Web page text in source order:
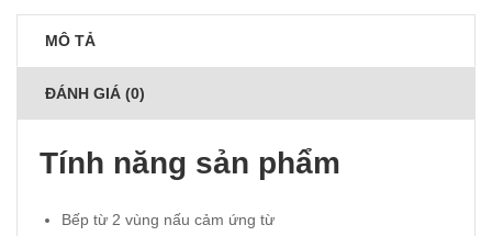
MÔ TẢ
ĐÁNH GIÁ (0)
Tính năng sản phẩm
Bếp từ 2 vùng nấu cảm ứng từ